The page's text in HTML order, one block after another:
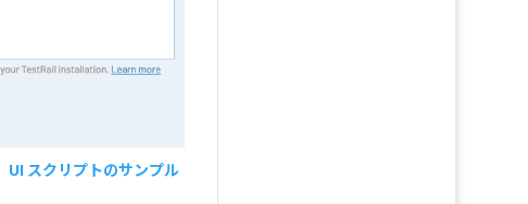
UI スクリプトのサンプル